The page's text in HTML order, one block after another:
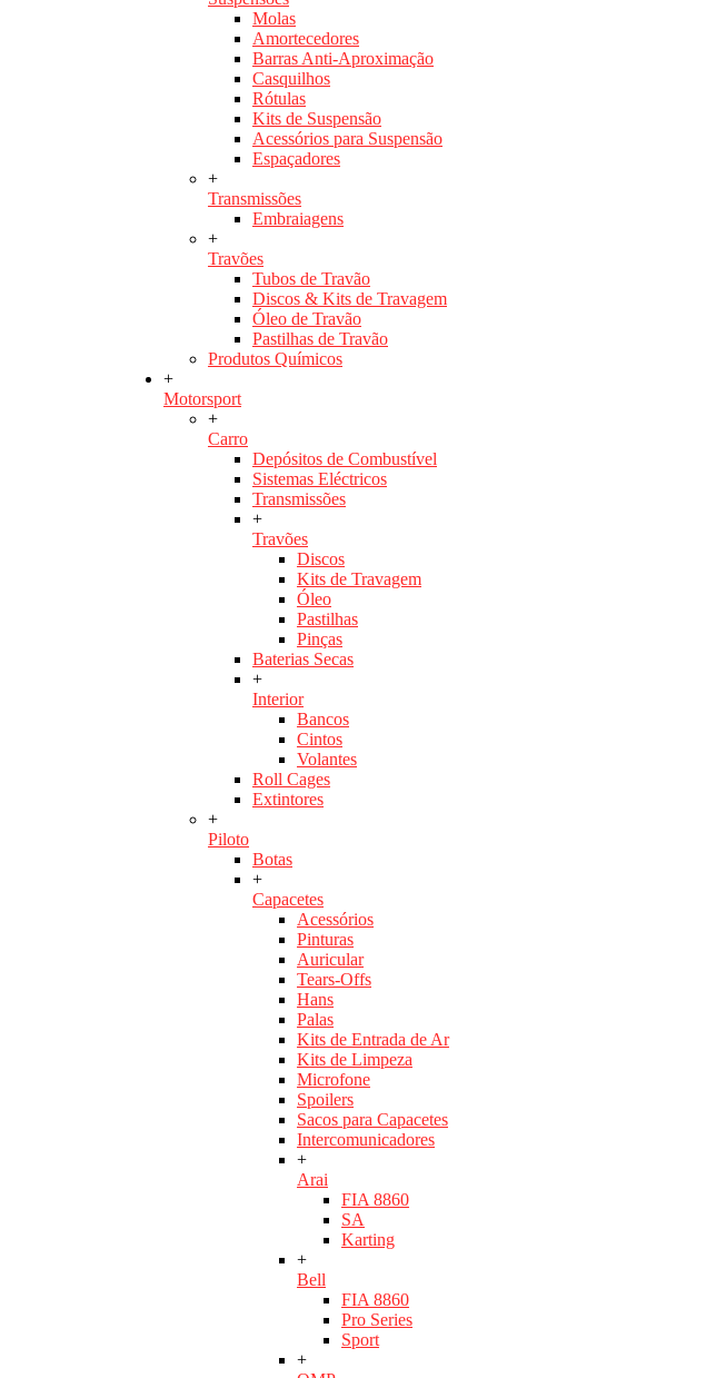
Molas
Amortecedores
Barras Anti-Aproximação
Casquilhos
Rótulas
Kits de Suspensão
Acessórios para Suspensão
Espaçadores
+
Transmissões
Embraiagens
+
Travões
Tubos de Travão
Discos & Kits de Travagem
Óleo de Travão
Pastilhas de Travão
Produtos Químicos
+
Motorsport
+
Carro
Depósitos de Combustível
Sistemas Eléctricos
Transmissões
+
Travões
Discos
Kits de Travagem
Óleo
Pastilhas
Pinças
Baterias Secas
+
Interior
Bancos
Cintos
Volantes
Roll Cages
Extintores
+
Piloto
Botas
+
Capacetes
Acessórios
Pinturas
Auricular
Tears-Offs
Hans
Palas
Kits de Entrada de Ar
Kits de Limpeza
Microfone
Spoilers
Sacos para Capacetes
Intercomunicadores
+
Arai
FIA 8860
SA
Karting
+
Bell
FIA 8860
Pro Series
Sport
+